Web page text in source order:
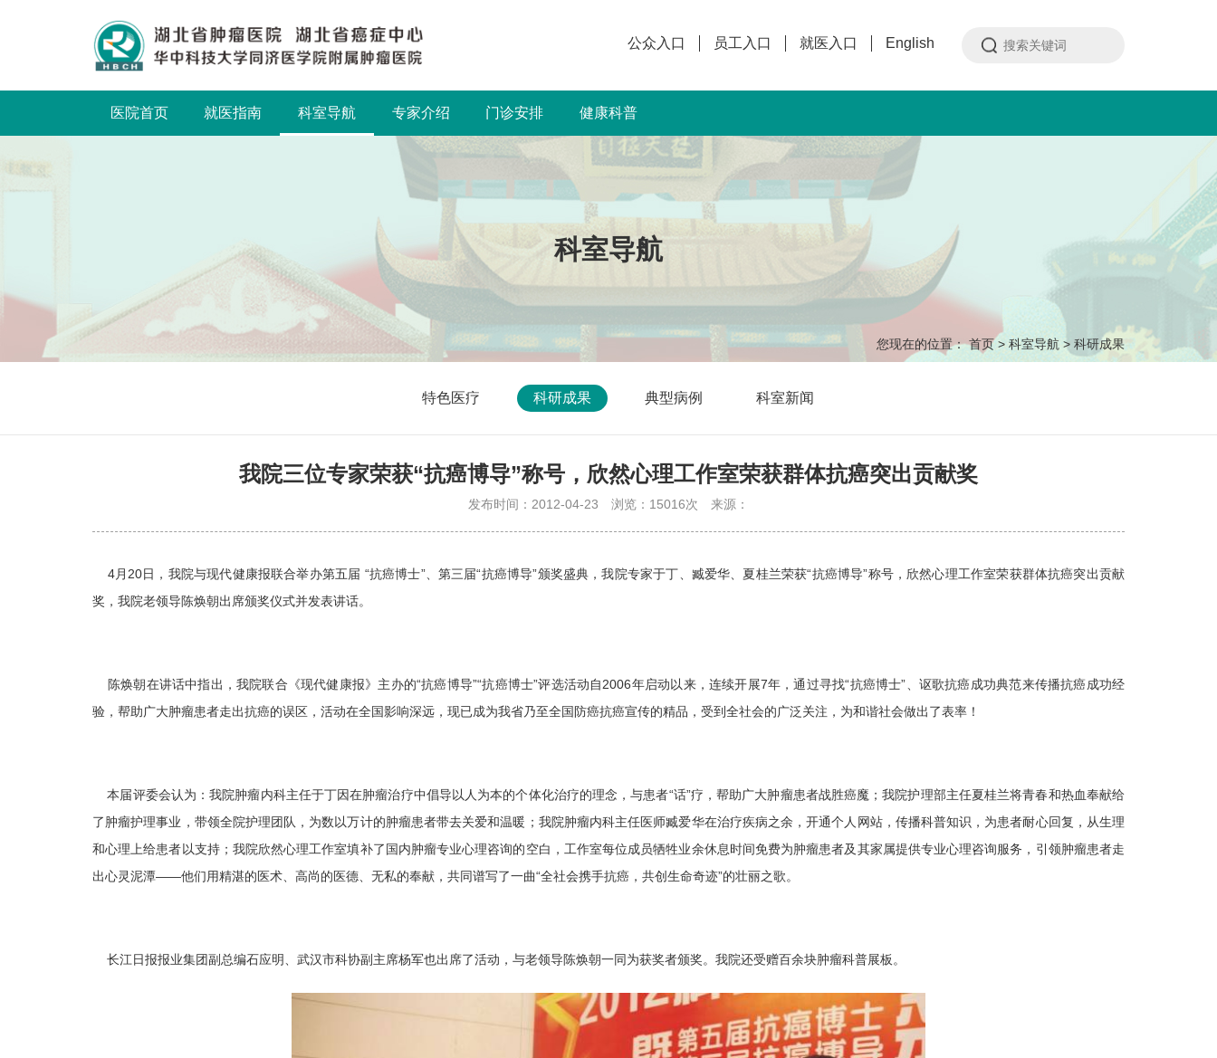
公众入口 员工入口 就医入口 English
医院首页 就医指南 科室导航 专家介绍 门诊安排 健康科普
科室导航
您现在的位置： 首页> 科室导航 > 科研成果
特色医疗 科研成果 典型病例 科室新闻
我院三位专家荣获“抗癌博导”称号，欣然心理工作室荣获群体抗癌突出贡献奖
发布时间：2012-04-23 浏览：15016次 来源：
4月20日，我院与现代健康报联合举办第五届 “抗癌博士”、第三届“抗癌博导”颁奖盛典，我院专家于丁、臧爱华、夏桂兰荣获“抗癌博导”称号，欣然心理工作室荣获群体抗癌突出贡献
奖，我院老领导陈焕朝出席颁奖仪式并发表讲话。
陈焕朝在讲话中指出，我院联合《现代健康报》主办的“抗癌博导”“抗癌博士”评选活动自2006年启动以来，连续开展7年，通过寻找“抗癌博士”、讴歌抗癌成功典范来传播抗癌成功经
验，帮助广大肿瘤患者走出抗癌的误区，活动在全国影响深远，现已成为我省乃至全国防癌抗癌宣传的精品，受到全社会的广泛关注，为和谐社会做出了表率！
本届评委会认为：我院肿瘤内科主任于丁因在肿瘤治疗中倡导以人为本的个体化治疗的理念，与患者“话”疗，帮助广大肿瘤患者战胜癌魔；我院护理部主任夏桂兰将青春和热血奉献给
了肿瘤护理事业，带领全院护理团队，为数以万计的肿瘤患者带去关爱和温暖；我院肿瘤内科主任医师臧爱华在治疗疾病之余，开通个人网站，传播科普知识，为患者耐心回复，从生理
和心理上给患者以支持；我院欣然心理工作室填补了国内肿瘤专业心理咨询的空白，工作室每位成员牺牲业余休息时间免费为肿瘤患者及其家属提供专业心理咨询服务，引领肿瘤患者走
出心灵泥潭——他们用精湛的医术、高尚的医德、无私的奉献，共同谱写了一曲“全社会携手抗癌，共创生命奇迹”的壮丽之歌。
长江日报报业集团副总编石应明、武汉市科协副主席杨军也出席了活动，与老领导陈焕朝一同为获奖者颁奖。我院还受赠百余块肿瘤科普展板。